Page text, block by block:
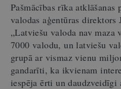
Pašmācības rīka atklāšanas
valodas aģentūras direktors
„Latviešu valoda nav maza
7000 valodu, un latviešu
grupā ar vismaz vienu
gandarīti, ka ikvienam
iespēja ērti un daudzveidīgi